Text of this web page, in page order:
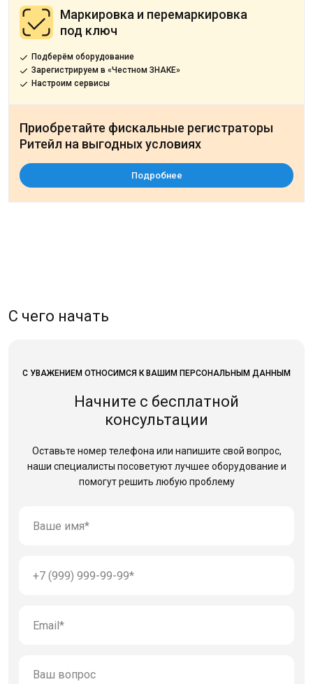
Маркировка и перемаркировка
под ключ
Подберём оборудование
Зарегистрируем в «Честном ЗНАКЕ»
Настроим сервисы
Приобретайте фискальные регистраторы
Ритейл на выгодных условиях
Подробнее
С чего начать
С УВАЖЕНИЕМ ОТНОСИМСЯ К ВАШИМ ПЕРСОНАЛЬНЫМ ДАННЫМ
Начните с бесплатной
консультации
Оставьте номер телефона или напишите свой вопрос,
наши специалисты посоветуют лучшее оборудование и
помогут решить любую проблему